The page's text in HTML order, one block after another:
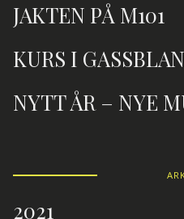
JAKTEN PÅ M101
NYTT ÅR – NYE
2021